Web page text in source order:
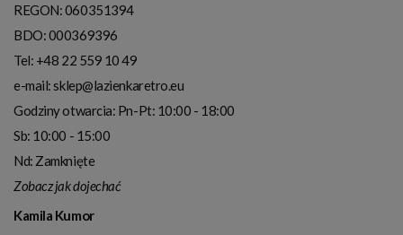
REGON: 060351394
BDO: 000369396
Tel: +48 22 559 10 49
e-mail:sklep@lazienkaretro.eu
Godziny otwarcia: Pn-Pt: 10:00 - 18:00
Sb: 10:00 - 15:00
Nd: Zamknięte
Zobacz jak dojechać
Kamila Kumor